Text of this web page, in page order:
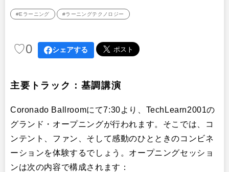
サウンド・バイツ
今後のEラーニング
ピーター・ヤロウの紹介
#Eラーニング #ラーニングテクノロジー
♡0 シェアする
主要トラック：基調講演
Coronado Ballroomにて7:30より、TechLearn2001の
グランド・オープニングが行われます。そこでは、コ
ンテント、ファン、そして感動のひとときのコンビネ
ーションを体験するでしょう。オープニングセッショ
ンは次の内容で構成されます：